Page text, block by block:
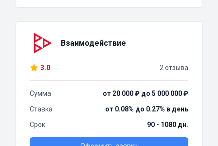
Взаимодействие
3.0 2 отзыва
Сумма
от 20 000 ₽ до 5 000 000 ₽
Ставка
от 0.08% до 0.27% в день
Срок
90 - 1080 дн.